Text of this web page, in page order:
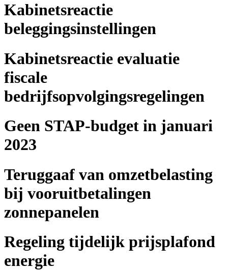
Kabinetsreactie
beleggingsinstellingen
Kabinetsreactie evaluatie
fiscale
bedrijfsopvolgingsregelingen
Geen STAP-budget in januari
2023
Teruggaaf van omzetbelasting
bij vooruitbetalingen
zonnepanelen
Regeling tijdelijk prijsplafond
energie